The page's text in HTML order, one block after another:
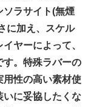
ソラサイト(無煙
に加え、スケル
ヤーによって、
す。特殊ラバーの
用性の高い素材使
いに妥協したくな